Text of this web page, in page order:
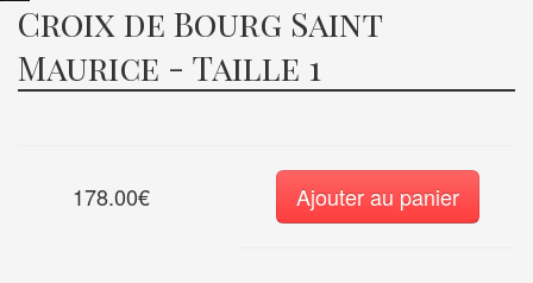
Croix de Bourg Saint
Maurice - Taille 1
178.00€ Ajouter au panier